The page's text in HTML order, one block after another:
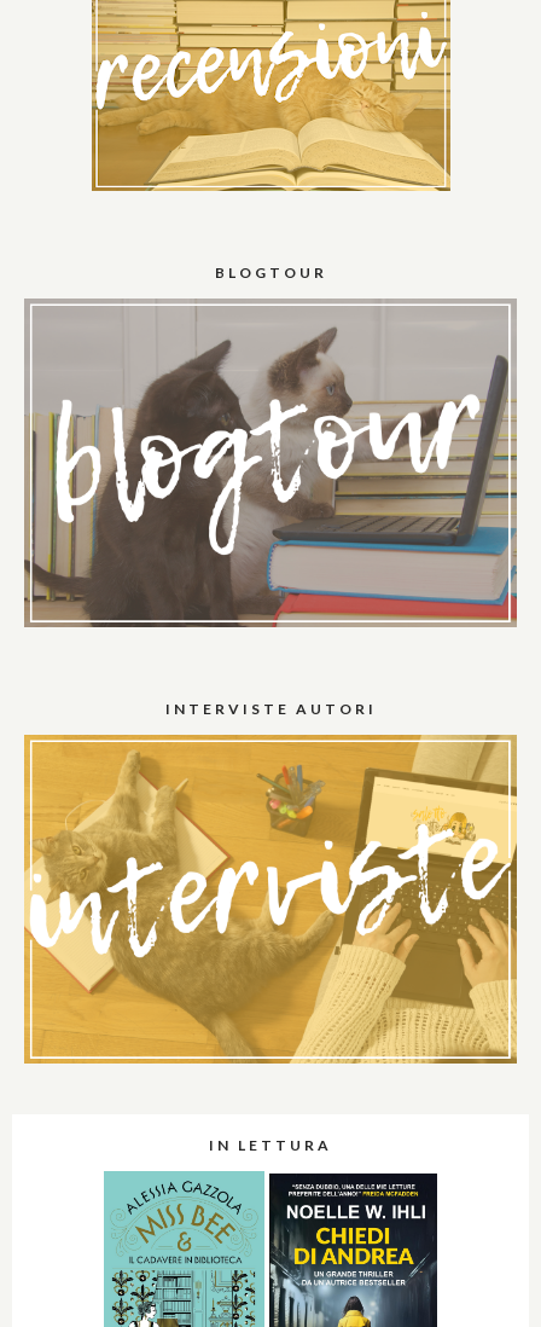
BLOGTOUR
INTERVISTE AUTORI
IN LETTURA